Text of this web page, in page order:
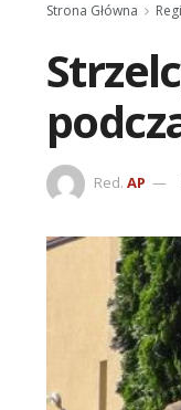
Strona Główna
Red. AP